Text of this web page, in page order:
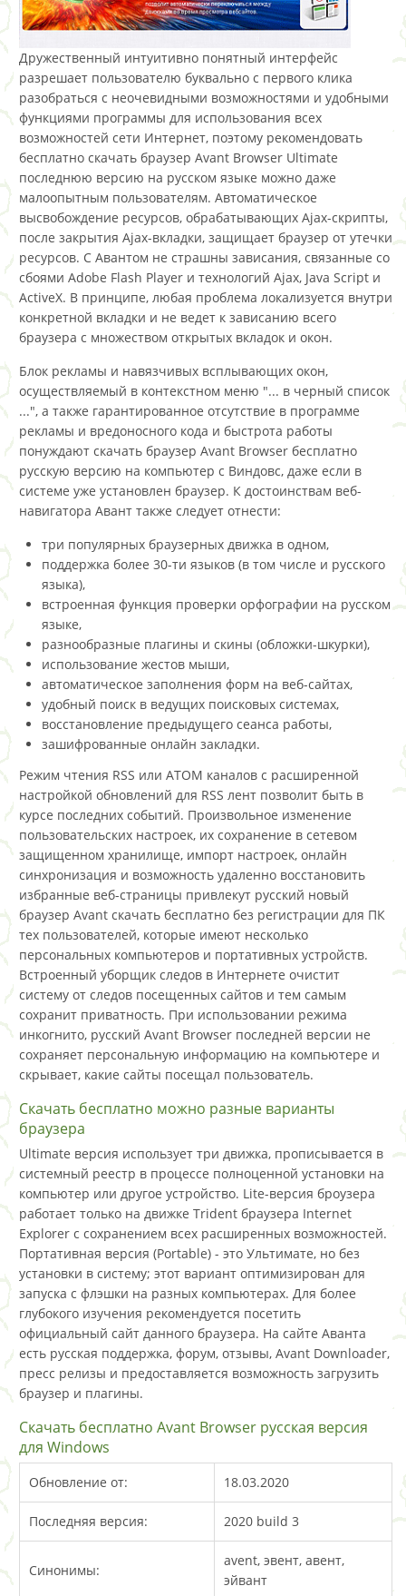
Дружественный интуитивно понятный интерфейс
разрешает пользователю буквально с первого клика
разобраться с неочевидными возможностями и удобными
функциями программы для использования всех
возможностей сети Интернет, поэтому рекомендовать
бесплатно скачать браузер Avant Browser Ultimate
последнюю версию на русском языке можно даже
малоопытным пользователям. Автоматическое
высвобождение ресурсов, обрабатывающих Ajax-скрипты,
после закрытия Ajax-вкладки, защищает браузер от утечки
ресурсов. С Авантом не страшны зависания, связанные со
cбоями Adobe Flash Player и технологий Ajax, Java Script и
ActiveX. В принципе, любая проблема локализуется внутри
конкретной вкладки и не ведет к зависанию всего
браузера с множеством открытых вкладок и окон.
Блок рекламы и навязчивых всплывающих окон,
осуществляемый в контекстном меню "... в черный список
...", а также гарантированное отсутствие в программе
рекламы и вредоносного кода и быстрота работы
понуждают скачать браузер Avant Browser бесплатно
русскую версию на компьютер с Виндовс, даже если в
системе уже установлен браузер. К достоинствам веб-
навигатора Авант также следует отнести:
три популярных браузерных движка в одном,
поддержка более 30-ти языков (в том числе и русского
языка),
встроенная функция проверки орфографии на русском
языке,
разнообразные плагины и cкины (обложки-шкурки),
использование жестов мыши,
автоматическое заполнения форм на веб-сайтах,
удобный поиск в ведущих поисковых системах,
восстановление предыдущего сеанса работы,
зашифрованные онлайн закладки.
Режим чтения RSS или ATOM каналов с расширенной
настройкой обновлений для RSS лент позволит быть в
курсе последних событий. Произвольное изменение
пользовательских настроек, их сохранение в сетевом
защищенном хранилище, импорт настроек, онлайн
синхронизация и возможность удаленно восстановить
избранные веб-страницы привлекут русский новый
браузер Avant скачать бесплатно без регистрации для ПК
тех пользователей, которые имеют несколько
персональных компьютеров и портативных устройств.
Встроенный уборщик следов в Интернете очистит
систему от следов посещенных сайтов и тем самым
сохранит приватность. При использовании режима
инкогнито, русский Avant Browser последней версии не
сохраняет персональную информацию на компьютере и
скрывает, какие сайты посещал пользователь.
Скачать бесплатно можно разные варианты
браузера
Ultimate версия использует три движка, прописывается в
системный реестр в процессе полноценной установки на
компьютер или другое устройство. Lite-версия броузера
работает только на движке Trident браузера Internet
Explorer с сохранением всех расширенных возможностей.
Портативная версия (Portable) - это Ультимате, но без
установки в систему; этот вариант оптимизирован для
запуска с флэшки на разных компьютерах. Для более
глубокого изучения рекомендуется посетить
официальный сайт данного браузера. На сайте Аванта
есть русская поддержка, форум, отзывы, Avant Downloader,
пресс релизы и предоставляется возможность загрузить
браузер и плагины.
Скачать бесплатно Avant Browser русская версия
для Windows
Обновление от: 18.03.2020
Последняя версия: 2020 build 3
Синонимы:
avent, эвент, авент,
эйвант